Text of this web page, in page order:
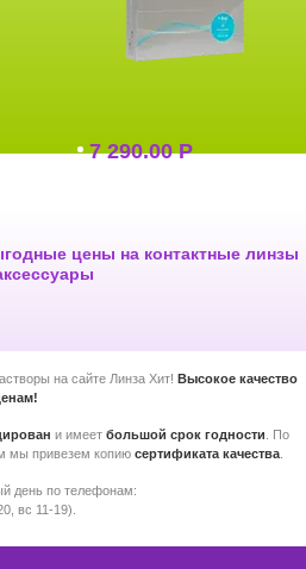
7 290.00 Р
цены на контактные линзы
на сайте Линза Хит! Высокое качество
и имеет большой срок годности . По
мы привезем копию сертификата качества
день по телефонам:
вс 11-19).